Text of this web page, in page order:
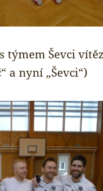
týmem Ševci
a nyní „Ševci“)